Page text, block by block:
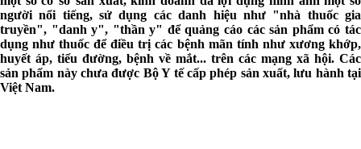
người nổi tiếng, sử dụng các danh hiệu như "nhà thuốc gia
truyền", "danh y", "thần y" để quảng cáo các sản phẩm có tác
dụng như thuốc để điều trị các bệnh mãn tính như xương khớp,
huyết áp, tiểu đường, bệnh về mắt... trên các mạng xã hội. Các
sản phẩm này chưa được Bộ Y tế cấp phép sản xuất, lưu hành tại
Việt Nam.